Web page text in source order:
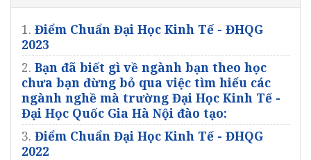
1. Điểm Chuẩn Đại Học Kinh Tế - ĐHQG
2023
2. Bạn đã biết gì về ngành bạn theo học
chưa bạn đừng bỏ qua việc tìm hiểu các
ngành nghề mà trường Đại Học Kinh Tế -
Đại Học Quốc Gia Hà Nội đào tạo:
3. Điểm Chuẩn Đại Học Kinh Tế - ĐHQG
2022